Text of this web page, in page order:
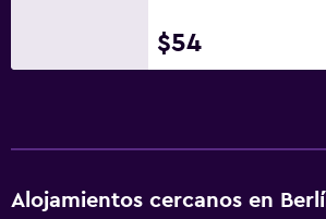
$54
Alojamientos cercanos en